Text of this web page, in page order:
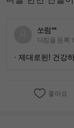
쏘럼**
다짐을 등록
좋아요